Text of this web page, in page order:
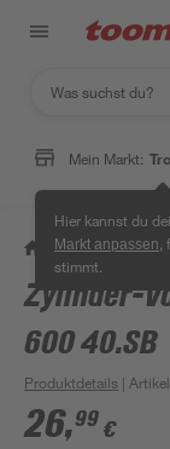
Mein Markt:
Hier kannst du
Markt anpassen
stimmt.
/ Bauen &
Zylinder-
600 40.SB
Produktdetails |
26,99 €